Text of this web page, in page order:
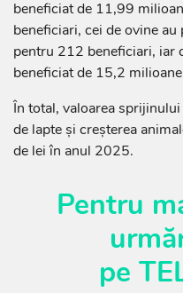
beneficiat de 11,99
beneficiari, cei de ovine
pentru 212 beneficiari, iar
beneficiat de 15,2
În total, valoarea
de lapte și creșterea
de lei în anul 2025.
Pentru
pe